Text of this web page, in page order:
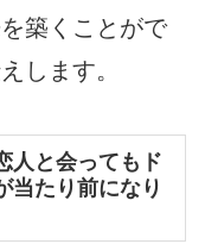
築くことがで
します。
人と会ってもド
当たり前になり